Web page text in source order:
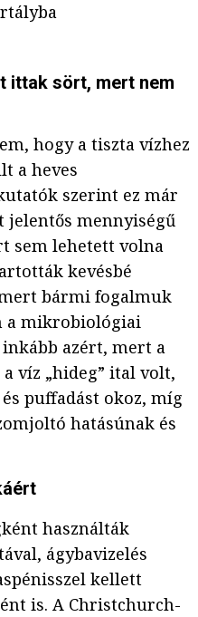
ittak sört, mert nem
hogy a tiszta vízhez
a heves
szerint ez már
jelentős mennyiségű
sem lehetett volna
kevésbé
bármi fogalmuk
a mikrobiológiai
azért, mert a
víz „hideg” ital volt,
puffadást okoz, míg
hatásúnak és
használták
ágybavizelés
kellett
is. A Christchurch-